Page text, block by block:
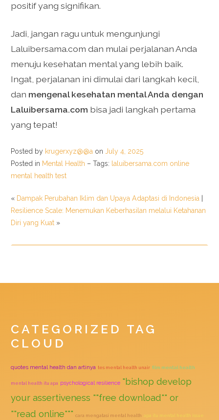
positif yang signifikan.
Jadi, jangan ragu untuk mengunjungi
Laluibersama.com dan mulai perjalanan Anda
menuju kesehatan mental yang lebih baik.
Ingat, perjalanan ini dimulai dari langkah kecil,
dan mengenal kesehatan mental Anda dengan
Laluibersama.com bisa jadi langkah pertama
yang tepat!
Posted by krugerxyz@@a on July 4, 2025
Posted in Mental Health – Tags: laluibersama.com online
mental health test
« Dampak Perubahan Iklim dan Upaya Adaptasi di Indonesia
Resilience Scale: Menemukan Keberhasilan melalui Ketahanan
Diri yang Kuat »
CATEGORIZED TAG
CLOUD
quotes mental health dan artinya tes mental health unair film mental health
mental health itu apa psychological resilience "bishop develop
your assertiveness ""free download"" or
""read online""" cara mengatasi mental health apa itu mental health issue